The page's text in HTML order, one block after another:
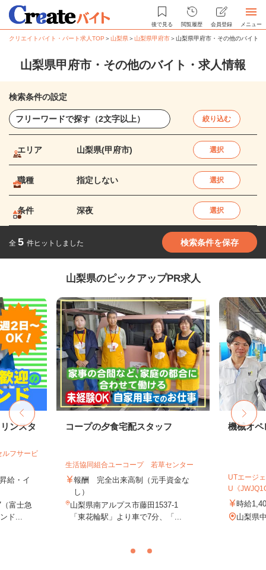
後で見る 閲覧履歴 会員登録 メニュー
クリエイトバイト・パート求人TOP ＞山梨県＞山梨県甲府市＞山梨県甲府市・その他のバイト
山梨県甲府市・その他のバイト・求人情報
検索条件の設定
絞り込む
エリア 山梨県(甲府市) 選択
職種 指定しない 選択
条件 深夜 選択
全 5 件ヒットしました 検索条件を保存
山梨県のピックアップPR求人
ンスタ
フサービ
給・イ
富士急
ド...
コープの夕食宅配スタッフ
生活協同組合ユーコープ 若草センター
報酬 完全出来高制（元手資金な
し）
山梨県南アルプス市藤田1537-1
「東花輪駅」より車で7分、「...
機械オペ
UTエージ
U《
時給
山梨県